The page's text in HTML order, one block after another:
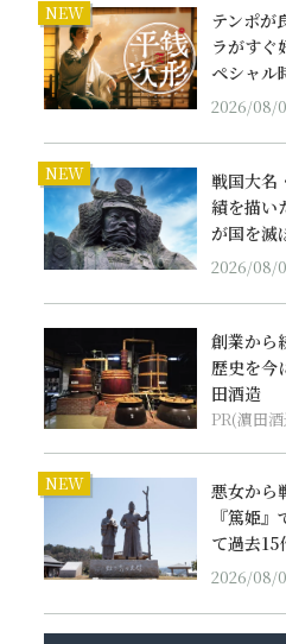
NEW
テンポが
ラがすぐ
ペシャ
2026/08/
NEW
戦国大名
績を描い
が国を
2026/08/
創業から
歴史を今
田酒造
PR(濵田
NEW
悪女から
『篤姫
て過去
2026/08/